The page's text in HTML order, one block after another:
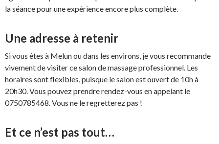
la séance pour une expérience encore plus complète.
Une adresse à retenir
Si vous êtes à Melun ou dans les environs, je vous recommande
vivement de visiter ce salon de massage professionnel. Les
horaires sont flexibles, puisque le salon est ouvert de 10h à
20h30. Vous pouvez prendre rendez-vous en appelant le
0750785468. Vous ne le regretterez pas !
Et ce n’est pas tout…